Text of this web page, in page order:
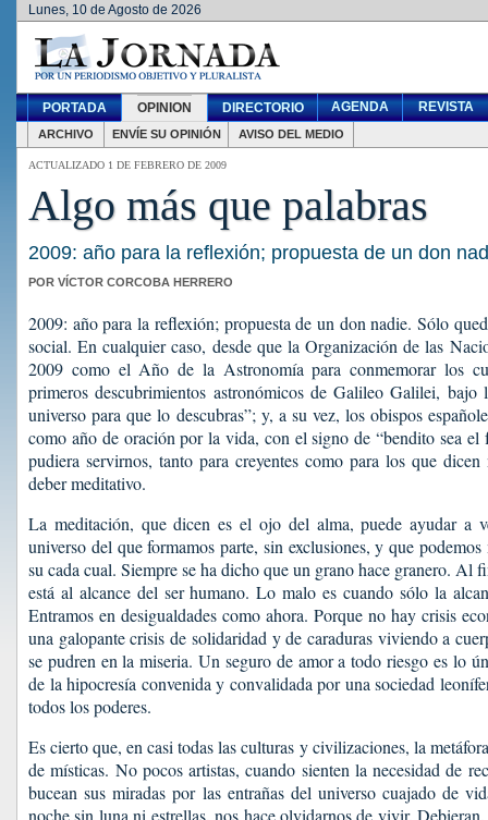
Lunes, 10 de Agosto de 2026
PORTADA OPINION DIRECTORIO AGENDA REVISTA
ARCHIVO ENVÍE SU OPINIÓN AVISO DEL MEDIO
ACTUALIZADO 1 DE FEBRERO DE 2009
Algo más que palabras
2009: año para la reflexión; propuesta de un don
POR VÍCTOR CORCOBA HERRERO
2009: año para la reflexión; propuesta de un don nadie. Sólo
social. En cualquier caso, desde que la Organización de las
2009 como el Año de la Astronomía para conmemorar los
primeros descubrimientos astronómicos de Galileo Galilei, bajo
universo para que lo descubras”; y, a su vez, los obispos
como año de oración por la vida, con el signo de “bendito sea
pudiera servirnos, tanto para creyentes como para los que
deber meditativo.
La meditación, que dicen es el ojo del alma, puede ayudar a
universo del que formamos parte, sin exclusiones, y que
su cada cual. Siempre se ha dicho que un grano hace granero. Al
está al alcance del ser humano. Lo malo es cuando sólo la
Entramos en desigualdades como ahora. Porque no hay crisis
una galopante crisis de solidaridad y de caraduras viviendo a
se pudren en la miseria. Un seguro de amor a todo riesgo es lo
de la hipocresía convenida y convalidada por una sociedad
todos los poderes.
Es cierto que, en casi todas las culturas y civilizaciones, la
de místicas. No pocos artistas, cuando sienten la necesidad de
bucean sus miradas por las entrañas del universo cuajado de
noche sin luna ni estrellas, nos hace olvidarnos de vivir.